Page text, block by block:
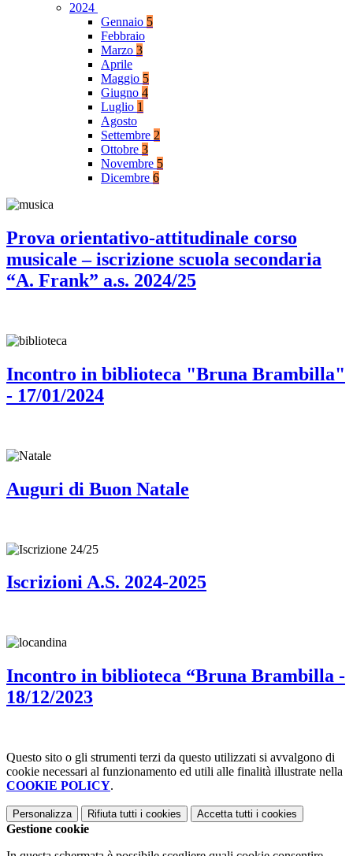
2024
Gennaio 5
Febbraio
Marzo 3
Aprile
Maggio 5
Giugno 4
Luglio 1
Agosto
Settembre 2
Ottobre 3
Novembre 5
Dicembre 6
Prova orientativo-attitudinale corso
musicale – iscrizione scuola secondaria
“A. Frank” a.s. 2024/25
Incontro in biblioteca "Bruna Brambilla"
- 17/01/2024
Auguri di Buon Natale
Iscrizioni A.S. 2024-2025
Incontro in biblioteca “Bruna Brambilla -
18/12/2023
Questo sito o gli strumenti terzi da questo utilizzati si avvalgono di
cookie necessari al funzionamento ed utili alle finalità illustrate nella
COOKIE POLICY.
Personalizza Rifiuta tutti i cookies Accetta tutti i cookies
Gestione cookie